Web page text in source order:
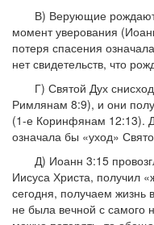
В) Верующие
момент уверования
потеря спасения
нет свидетельств, что
Г) Святой Дух
Римлянам 8:9), и они
(1-е Коринфянам 12:13).
означала бы «уход»
Д) Иоанн 3:15
Иисуса Христа, получил
сегодня, получаем жизнь
не была вечной с самого